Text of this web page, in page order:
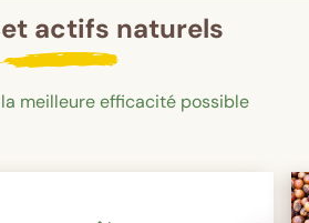
actifs naturels
meilleure efficacité possible